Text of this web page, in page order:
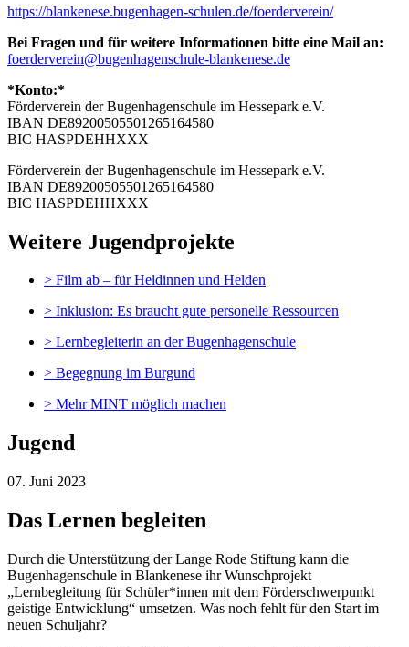
https://blankenese.bugenhagen-schulen.de/foerderverein/
Bei Fragen und für weitere Informationen bitte eine Mail an:
foerderverein@bugenhagenschule-blankenese.de
*Konto:*
Förderverein der Bugenhagenschule im Hessepark e.V.
IBAN DE89200505501265164580
BIC HASPDEHHXXX
Förderverein der Bugenhagenschule im Hessepark e.V.
IBAN DE89200505501265164580
BIC HASPDEHHXXX
Weitere Jugendprojekte
> Film ab – für Heldinnen und Helden
> Inklusion: Es braucht gute personelle Ressourcen
> Lernbegleiterin an der Bugenhagenschule
> Begegnung im Burgund
> Mehr MINT möglich machen
Jugend
07. Juni 2023
Das Lernen begleiten
Durch die Unterstützung der Lange Rode Stiftung kann die
Bugenhagenschule in Blankenese ihr Wunschprojekt
„Lernbegleitung für Schüler*innen mit dem Förderschwerpunkt
geistige Entwicklung“ umsetzen. Was noch fehlt für den Start im
neuen Schuljahr?